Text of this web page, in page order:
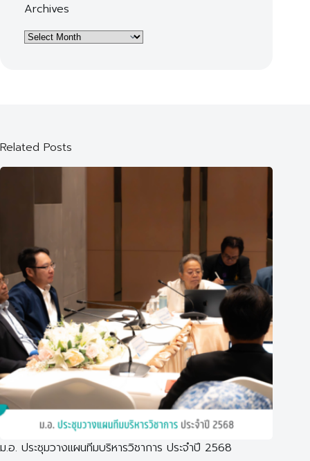
Archives
Archives
Related Posts
ม.อ. ประชุมวางแผนทีมบริหารวิชาการ ประจำปี 2568